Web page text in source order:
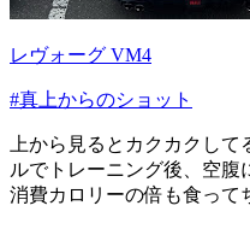
レヴォーグ VM4
#真上からのショット
上から見るとカクカクし
ルでトレーニング後、空
消費カロリーの倍も食って